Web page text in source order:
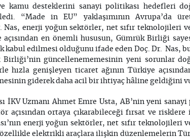
kamu desteklerini sanayi politikası hedefleri
“Made in EU” yaklaşımının Avrupa’da
Nas, enerji yoğun sektörler, net sıfır
en önemli hususun, Gümrük Birliği
kabul edilmesi olduğunu ifade eden Doç. Dr. Nas,
güncellenememesinin yeni sorunlar
hızla genişleyen ticaret ağının Türkiye
giderek daha acil bir ihtiyaç hâline geldiğini
İKV Uzmanı Ahmet Emre Usta, AB’nin yeni
açısından ortaya çıkarabileceği fırsat ve
enerji yoğun sektörler, net sıfır
elektrikli araçlara ilişkin düzenlemelerin